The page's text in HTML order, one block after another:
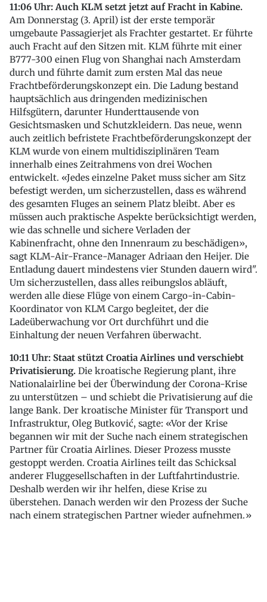
11:06 Uhr: Auch KLM setzt jetzt auf Fracht in Kabine.
Am Donnerstag (3. April) ist der erste temporär
umgebaute Passagierjet als Frachter gestartet. Er führte
auch Fracht auf den Sitzen mit. KLM führte mit einer
B777-300 einen Flug von Shanghai nach Amsterdam
durch und führte damit zum ersten Mal das neue
Frachtbeförderungskonzept ein. Die Ladung bestand
hauptsächlich aus dringenden medizinischen
Hilfsgütern, darunter Hunderttausende von
Gesichtsmasken und Schutzkleidern. Das neue, wenn
auch zeitlich befristete Frachtbeförderungskonzept der
KLM wurde von einem multidisziplinären Team
innerhalb eines Zeitrahmens von drei Wochen
entwickelt. «Jedes einzelne Paket muss sicher am Sitz
befestigt werden, um sicherzustellen, dass es während
des gesamten Fluges an seinem Platz bleibt. Aber es
müssen auch praktische Aspekte berücksichtigt werden,
wie das schnelle und sichere Verladen der
Kabinenfracht, ohne den Innenraum zu beschädigen»,
sagt KLM-Air-France-Manager Adriaan den Heijer. Die
Entladung dauert mindestens vier Stunden dauern wird".
Um sicherzustellen, dass alles reibungslos abläuft,
werden alle diese Flüge von einem Cargo-in-Cabin-
Koordinator von KLM Cargo begleitet, der die
Ladeüberwachung vor Ort durchführt und die
Einhaltung der neuen Verfahren überwacht.
10:11 Uhr: Staat stützt Croatia Airlines und verschiebt
Privatisierung. Die kroatische Regierung plant, ihre
Nationalairline bei der Überwindung der Corona-Krise
zu unterstützen – und schiebt die Privatisierung auf die
lange Bank. Der kroatische Minister für Transport und
Infrastruktur, Oleg Butković, sagte: «Vor der Krise
begannen wir mit der Suche nach einem strategischen
Partner für Croatia Airlines. Dieser Prozess musste
gestoppt werden. Croatia Airlines teilt das Schicksal
anderer Fluggesellschaften in der Luftfahrtindustrie.
Deshalb werden wir ihr helfen, diese Krise zu
überstehen. Danach werden wir den Prozess der Suche
nach einem strategischen Partner wieder aufnehmen.»